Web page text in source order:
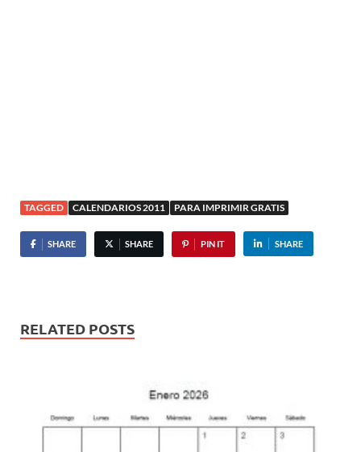
TAGGED CALENDARIOS 2011 PARA IMPRIMIR GRATIS
SHARE SHARE PIN IT SHARE
RELATED POSTS